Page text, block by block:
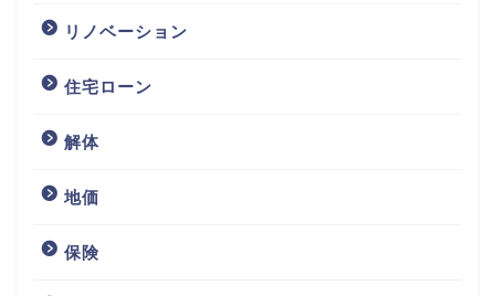
リノベーション
住宅ローン
解体
地価
保険